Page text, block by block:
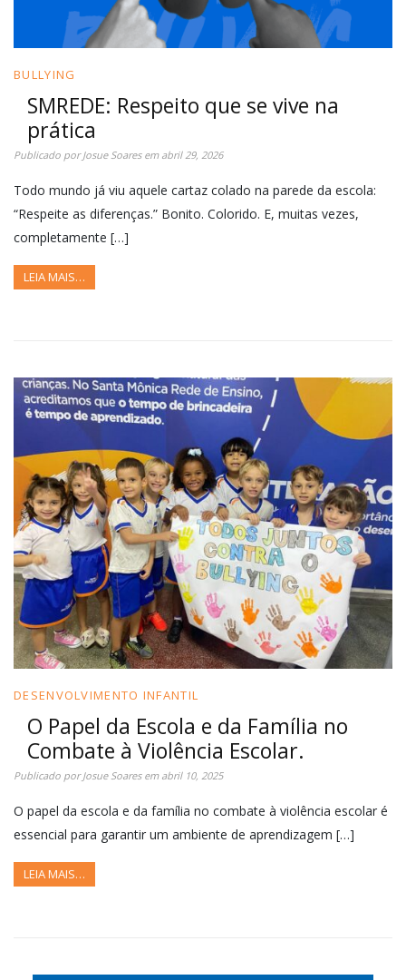
BULLYING
SMREDE: Respeito que se vive na
prática
Publicado porJosue Soaresem abril 29, 2026
Todo mundo já viu aquele cartaz colado na parede da escola:
“Respeite as diferenças.” Bonito. Colorido. E, muitas vezes,
completamente […]
LEIA MAIS…
DESENVOLVIMENTO INFANTIL
O Papel da Escola e da Família no
Combate à Violência Escolar.
Publicado porJosue Soaresem abril 10, 2025
O papel da escola e da família no combate à violência escolar é
essencial para garantir um ambiente de aprendizagem […]
LEIA MAIS…